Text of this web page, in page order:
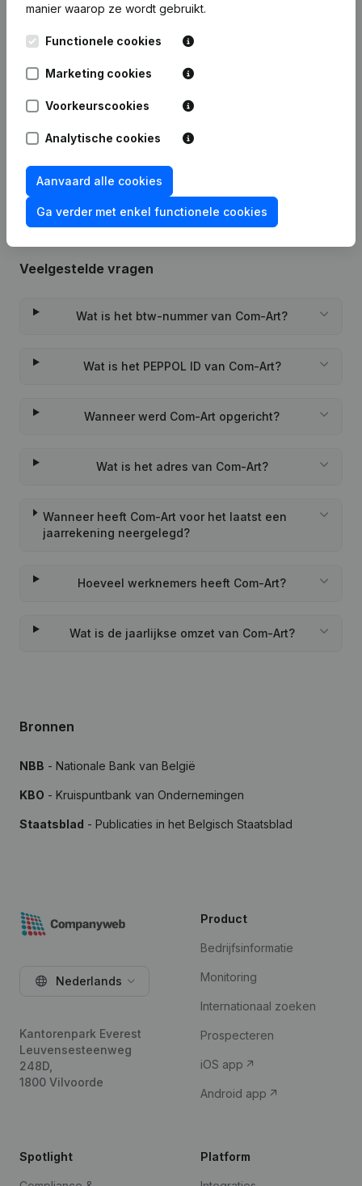
Datum Publicatie
Rubriek Oprichting (Nieuwe
enz...)
Veelgestelde vragen
Wat is het btw-nummer van Com-Art?
Wat is het PEPPOL ID van Com-Art?
Wanneer werd Com-Art opgericht?
Wat is het adres van Com-Art?
Wanneer heeft Com-Art voor het laatst een
jaarrekening neergelegd?
Hoeveel werknemers heeft Com-Art?
Wat is de jaarlijkse omzet van Com-Art?
Bronnen
NBB - Nationale Bank van België
KBO - Kruispuntbank van Ondernemingen
Staatsblad - Publicaties in het Belgisch Staatsblad
manier waarop ze wordt gebruikt.
Functionele cookies
Marketing cookies
Voorkeurscookies
Analytische cookies
Aanvaard alle cookies
Ga verder met enkel functionele cookies
Nederlands
Kantorenpark Everest
Leuvensesteenweg
248D,
1800 Vilvoorde
Product
Bedrijfsinformatie
Monitoring
Internationaal zoeken
Prospecteren
iOS app
Android app
Spotlight Platform